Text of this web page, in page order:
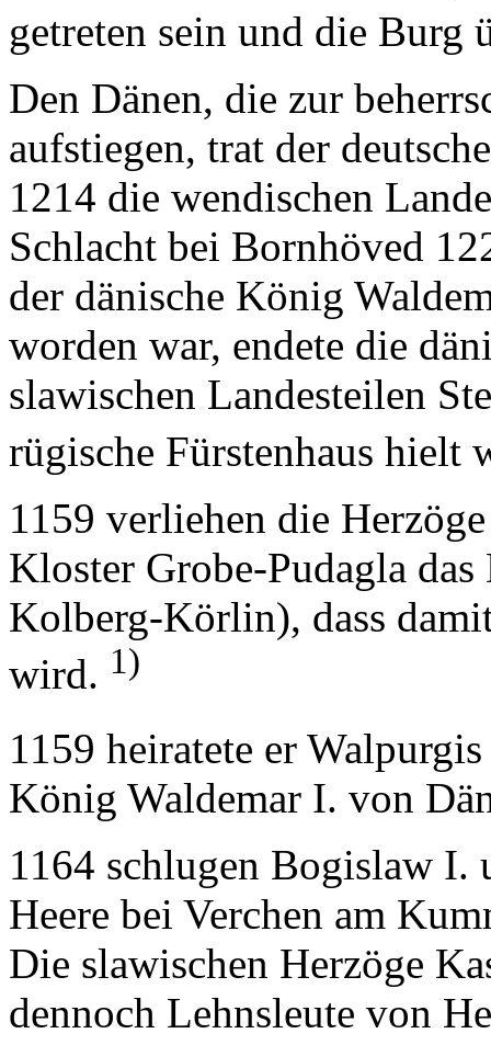
getreten sein und die Burg
Den Dänen, die zur
aufstiegen, trat der
1214 die wendischen
Schlacht bei Bornhöved
der dänische König
worden war, endete die
slawischen Landesteilen
rügische Fürstenhaus hielt
1159 verliehen die
Kloster Grobe-Pudagla
Kolberg-Körlin), dass
wird. 1)
1159 heiratete er
König Waldemar I. von
1164 schlugen Bogislaw I.
Heere bei Verchen am
Die slawischen Herzöge
dennoch Lehnsleute von